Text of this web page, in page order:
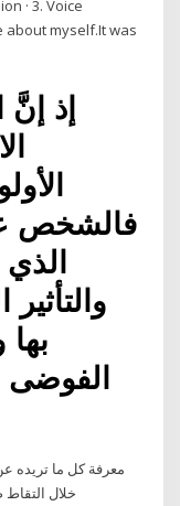
· 3. Voice
about myself.It was
فالشخص
الذي
الفوضى
خلال